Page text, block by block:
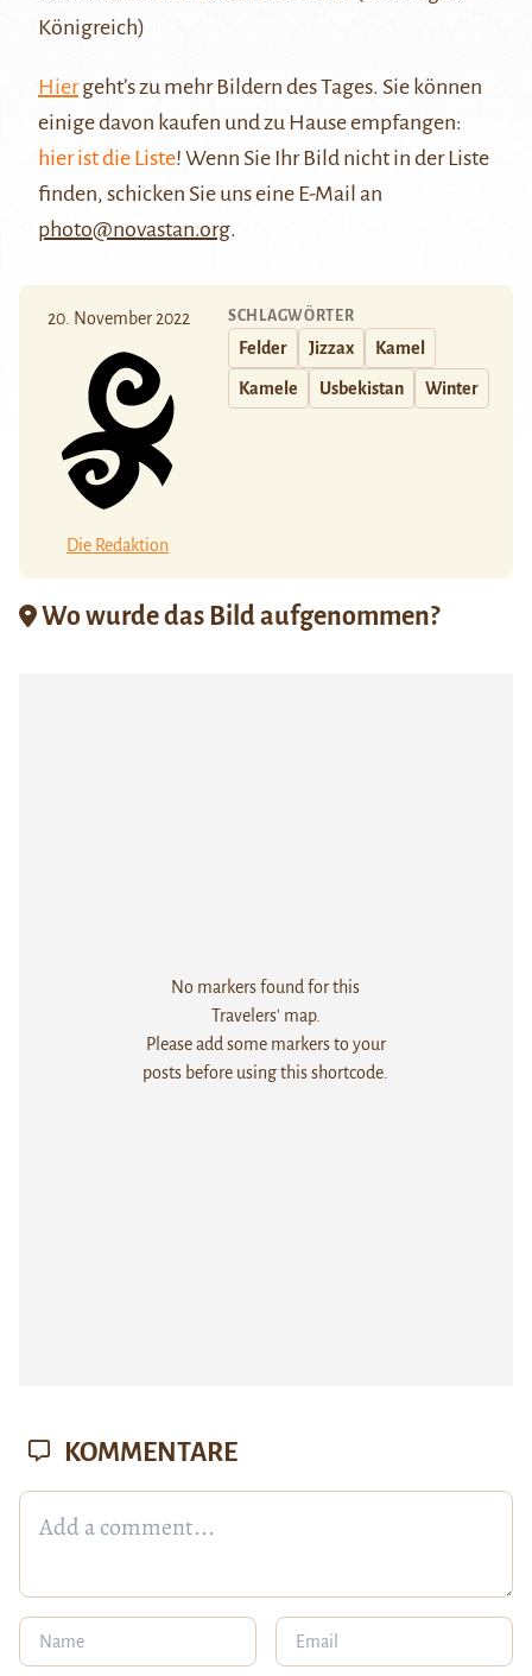
Königreich)
Hiergeht’s zu mehr Bildern des Tages. Sie können
einige davon kaufen und zu Hause empfangen:
hier ist die Liste! Wenn Sie Ihr Bild nicht in der Liste
finden, schicken Sie uns eine E-Mail an
photo@novastan.org.
20. November 2022
Die Redaktion
SCHLAGWÖRTER
Felder Jizzax Kamel
Kamele Usbekistan Winter
Wo wurde das Bild aufgenommen?
No markers found for this
Travelers' map.
Please add some markers to your
posts before using this shortcode.
KOMMENTARE